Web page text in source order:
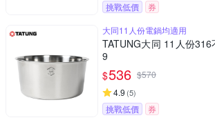
挑戰低價
券
大同11人份電鍋均適用
TATUNG大同 11人份
9
$536 $570
4.9 (5)
挑戰低價 券